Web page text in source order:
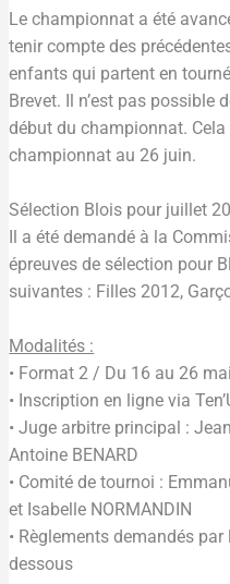
Le championnat a été
tenir compte des
enfants qui partent en
Brevet. Il n’est pas possible
début du championnat.
championnat au 26 juin.
Sélection Blois pour juillet
Il a été demandé à la
épreuves de sélection pour
suivantes : Filles 2012,
Modalités :
• Format 2 / Du 16 au 26
• Inscription en ligne via
• Juge arbitre principal :
Antoine BENARD
• Comité de tournoi :
et Isabelle NORMANDIN
• Règlements demandés
dessous